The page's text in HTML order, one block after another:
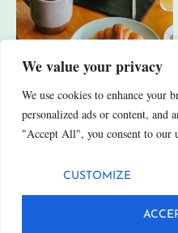
We value your privacy
We use cookies to enhance your
personalized ads or content,
"Accept All", you consent to our
CUSTOMIZE
JA, ICH HABE AUCH
© 2025 Fittn. Alle